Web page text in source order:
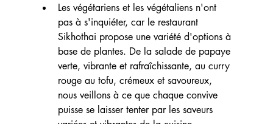
Les végétariens et les végétaliens n'ont
pas à s'inquiéter, car le restaurant
Sikhothai propose une variété d'options à
base de plantes. De la salade de papaye
verte, vibrante et rafraîchissante, au curry
rouge au tofu, crémeux et savoureux,
nous veillons à ce que chaque convive
puisse se laisser tenter par les saveurs